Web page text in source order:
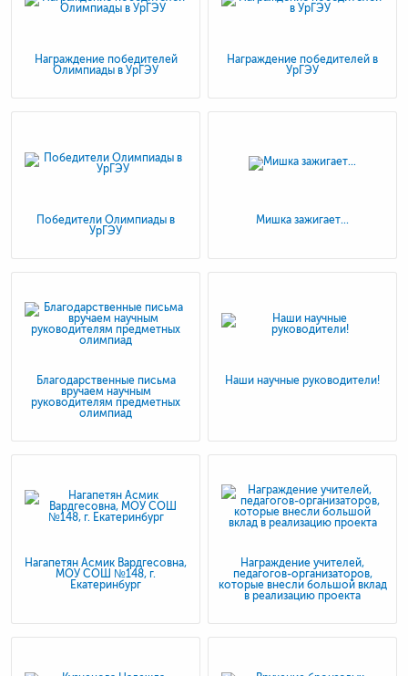
Награждение победителей
Олимпиады в УрГЭУ
Награждение победителей в
УрГЭУ
Победители Олимпиады в
УрГЭУ
Мишка зажигает...
Благодарственные письма
вручаем научным
руководителям предметных
олимпиад
Наши научные руководители!
Нагапетян Асмик Вардгесовна,
МОУ СОШ №148, г.
Екатеринбург
Награждение учителей,
педагогов-организаторов,
которые внесли большой вклад
в реализацию проекта